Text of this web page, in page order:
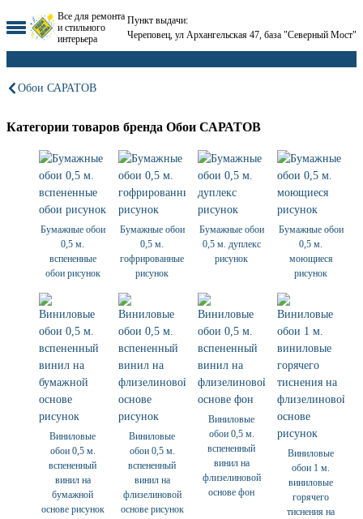
Все для ремонта
и стильного
интерьера
Пункт выдачи:
Череповец, ул Архангельская 47, база "Северный Мост"
Обои САРАТОВ
Категории товаров бренда Обои САРАТОВ
Бумажные обои
0,5 м.
вспененные
обои рисунок
Бумажные обои
0,5 м.
гофрированные
рисунок
Бумажные обои
0,5 м. дуплекс
рисунок
Бумажные обои
0,5 м.
моющиеся
рисунок
Виниловые
обои 0,5 м.
вспененный
винил на
бумажной
основе рисунок
Виниловые
обои 0,5 м.
вспененный
винил на
флизелиновой
основе рисунок
Виниловые
обои 0,5 м.
вспененный
винил на
флизелиновой
основе фон
Виниловые
обои 1 м.
виниловые
горячего
тиснения на